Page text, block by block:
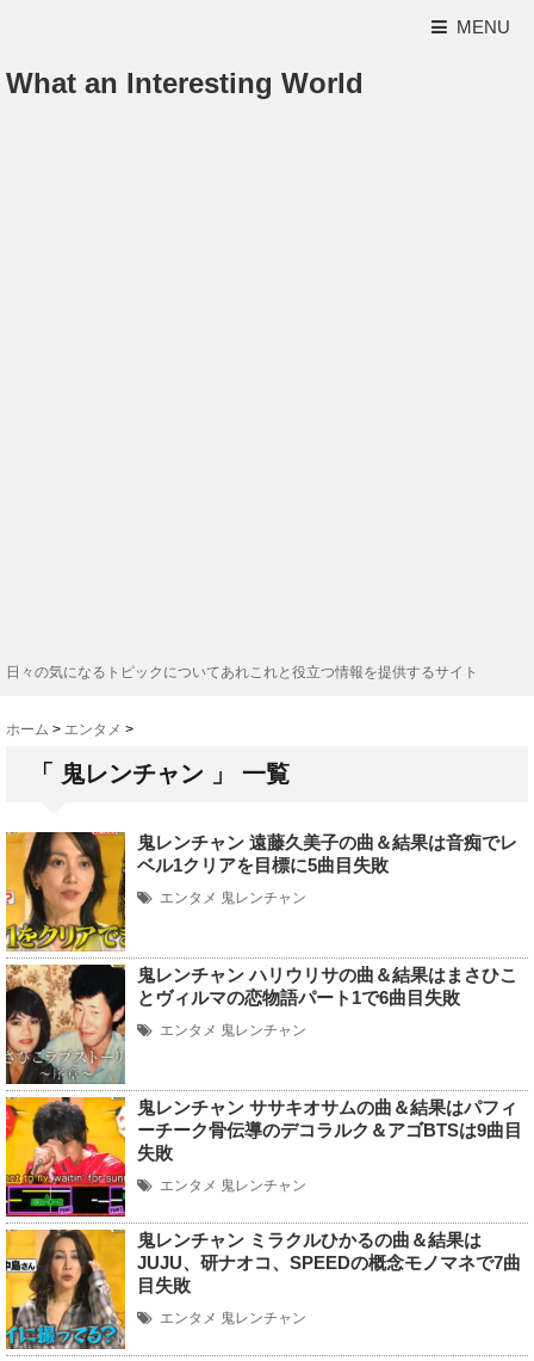
MENU
What an Interesting World
日々の気になるトピックについてあれこれと役立つ情報を提供するサイト
ホーム > エンタメ >
「 鬼レンチャン 」 一覧
鬼レンチャン 遠藤久美子の曲＆結果は音痴でレ
ベル1クリアを目標に5曲目失敗
エンタメ 鬼レンチャン
鬼レンチャン ハリウリサの曲＆結果はまさひこ
とヴィルマの恋物語パート1で6曲目失敗
エンタメ 鬼レンチャン
鬼レンチャン ササキオサムの曲＆結果はパフィ
ーチーク骨伝導のデコラルク＆アゴBTSは9曲目
失敗
エンタメ 鬼レンチャン
鬼レンチャン ミラクルひかるの曲＆結果は
JUJU、研ナオコ、SPEEDの概念モノマネで7曲
目失敗
エンタメ 鬼レンチャン